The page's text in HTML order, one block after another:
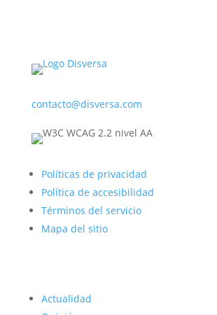
contacto@disversa.com
Políticas de privacidad
Política de accesibilidad
Términos del servicio
Mapa del sitio
Actualidad